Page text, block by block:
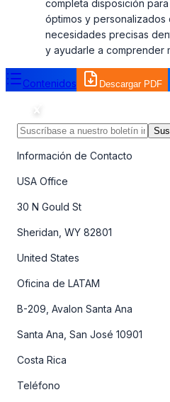
completa disposición
óptimos y personalizados
necesidades precisas
y ayudarle a comprender
Contenidos Descargar PDF
Información de Contacto
USA Office
30 N Gould St
Sheridan, WY 82801
United States
Oficina de LATAM
B-209, Avalon Santa Ana
Santa Ana, San José 10901
Costa Rica
Teléfono